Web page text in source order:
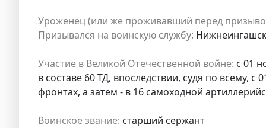
Уроженец (или же проживавший перед
Призывался на воинскую службу:
Участие в Великой Отечественной войне: с 01
в составе 60 ТД, впоследствии, судя по всему,
фронтах, а затем - в 16 самоходной
Воинское звание: старший сержант